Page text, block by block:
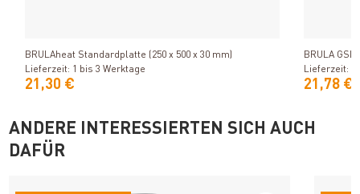
BRULAheat Standardplatte (250 x 500 x 30 mm)
Lieferzeit: 1 bis 3 Werktage
21,30 €
BRULA
Lieferzeit: 1
21,78 €
ANDERE INTERESSIERTEN SICH AUCH
DAFÜR